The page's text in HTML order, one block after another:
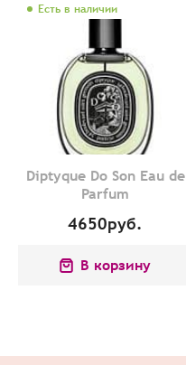
Есть в наличии
Diptyque Do Son Eau de
Parfum
4650руб.
В корзину